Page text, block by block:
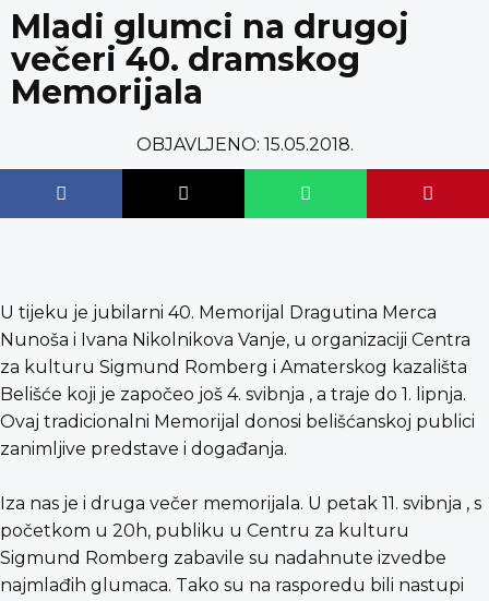
content
Mladi glumci na drugoj
večeri 40. dramskog
Memorijala
OBJAVLJENO: 15.05.2018.
U tijeku je jubilarni 40. Memorijal Dragutina Merca
Nunoša i Ivana Nikolnikova Vanje, u organizaciji Centra
za kulturu Sigmund Romberg i Amaterskog kazališta
Belišće koji je započeo još 4. svibnja , a traje do 1. lipnja.
Ovaj tradicionalni Memorijal donosi belišćanskoj publici
zanimljive predstave i događanja.
Iza nas je i druga večer memorijala. U petak 11. svibnja , s
početkom u 20h, publiku u Centru za kulturu
Sigmund Romberg zabavile su nadahnute izvedbe
najmlađih glumaca. Tako su na rasporedu bili nastupi